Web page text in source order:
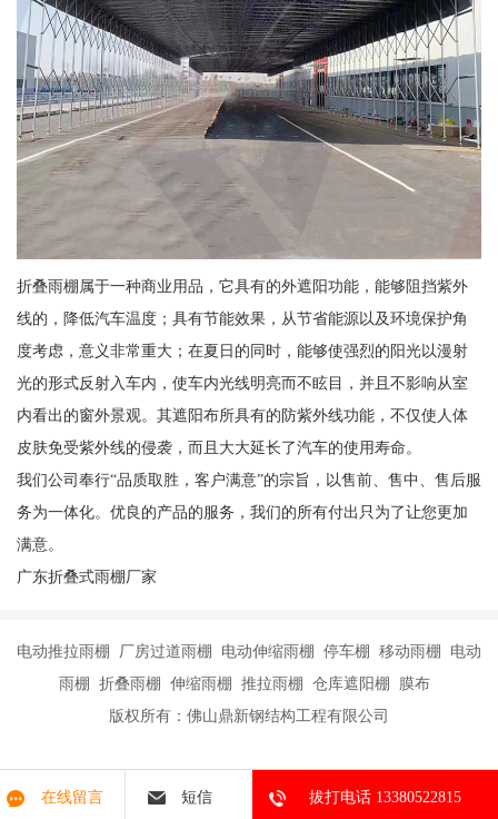
折叠雨棚属于一种商业用品，它具有的外遮阳功能，能够阻挡紫外
线的，降低汽车温度；具有节能效果，从节省能源以及环境保护角
度考虑，意义非常重大；在夏日的同时，能够使强烈的阳光以漫射
光的形式反射入车内，使车内光线明亮而不眩目，并且不影响从室
内看出的窗外景观。其遮阳布所具有的防紫外线功能，不仅使人体
皮肤免受紫外线的侵袭，而且大大延长了汽车的使用寿命。
我们公司奉行“品质取胜，客户满意”的宗旨，以售前、售中、售后服
务为一体化。优良的产品的服务，我们的所有付出只为了让您更加
满意。
广东折叠式雨棚厂家
电动推拉雨棚 厂房过道雨棚 电动伸缩雨棚 停车棚 移动雨棚 电动
雨棚 折叠雨棚 伸缩雨棚 推拉雨棚 仓库遮阳棚 膜布
版权所有：佛山鼎新钢结构工程有限公司
在线留言 短信 拔打电话 13380522815